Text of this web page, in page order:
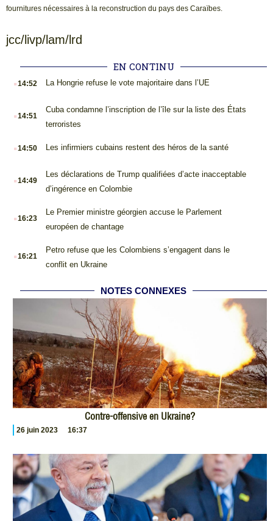
fournitures nécessaires à la reconstruction du pays des Caraïbes.
jcc/livp/lam/lrd
EN CONTINU
.14:52 La Hongrie refuse le vote majoritaire dans l’UE
.14:51
Cuba condamne l’inscription de l’île sur la liste des États
terroristes
.14:50 Les infirmiers cubains restent des héros de la santé
.14:49
Les déclarations de Trump qualifiées d’acte inacceptable
d’ingérence en Colombie
.16:23
Le Premier ministre géorgien accuse le Parlement
européen de chantage
.16:21
Petro refuse que les Colombiens s’engagent dans le
conflit en Ukraine
NOTES CONNEXES
Contre-offensive en Ukraine?
26 juin 2023 16:37